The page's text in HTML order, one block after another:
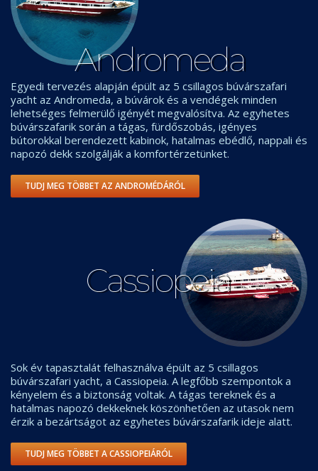
Andromeda
Egyedi tervezés alapján épült az 5 csillagos búvárszafari
yacht az Andromeda, a búvárok és a vendégek minden
lehetséges felmerülő igényét megvalósítva. Az egyhetes
búvárszafarik során a tágas, fürdőszobás, igényes
bútorokkal berendezett kabinok, hatalmas ebédlő, nappali és
napozó dekk szolgálják a komfortérzetünket.
TUDJ MEG TÖBBET AZ ANDROMÉDÁRÓL
Cassiopeia
Sok év tapasztalát felhasználva épült az 5 csillagos
búvárszafari yacht, a Cassiopeia. A legfőbb szempontok a
kényelem és a biztonság voltak. A tágas tereknek és a
hatalmas napozó dekkeknek köszönhetően az utasok nem
érzik a bezártságot az egyhetes búvárszafarik ideje alatt.
TUDJ MEG TÖBBET A CASSIOPEIÁRÓL